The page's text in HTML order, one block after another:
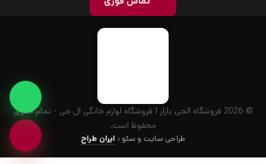
© 2026 فروشگاه الجی بازار | فروشگاه لوازم خانگی ال جی - تمام حقوق
محفوظ است.
طراحی سایت و سئو : ایران طراح